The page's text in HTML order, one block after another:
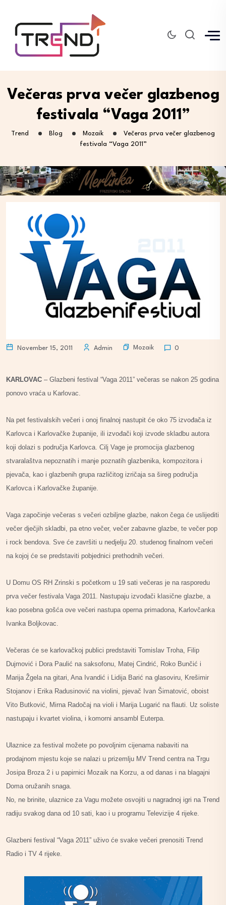
Večeras prva večer glazbenog
festivala “Vaga 2011”
Trend Blog Mozaik
Večeras prva večer glazbenog
festivala “Vaga 2011”
November 15, 2011 Admin Mozaik 0
KARLOVAC – Glazbeni festival “Vaga 2011” večeras se nakon 25 godina
ponovo vraća u Karlovac.
Na pet festivalskih večeri i onoj finalnoj nastupit će oko 75 izvođača iz
Karlovca i Karlovačke županije, ili izvođači koji izvode skladbu autora
koji dolazi s područja Karlovca. Cilj Vage je promocija glazbenog
stvaralaštva nepoznatih i manje poznatih glazbenika, kompozitora i
pjevača, kao i glazbenih grupa različitog izričaja sa šireg područja
Karlovca i Karlovačke županije.
Vaga započinje večeras s večeri ozbiljne glazbe, nakon čega će uslijediti
večer dječjih skladbi, pa etno večer, večer zabavne glazbe, te večer pop
i rock bendova. Sve će završiti u nedjelju 20. studenog finalnom večeri
na kojoj će se predstaviti pobjednici prethodnih večeri.
U Domu OS RH Zrinski s početkom u 19 sati večeras je na rasporedu
prva večer festivala Vaga 2011. Nastupaju izvođači klasične glazbe, a
kao posebna gošća ove večeri nastupa operna primadona, Karlovčanka
Ivanka Boljkovac.
Večeras će se karlovačkoj publici predstaviti Tomislav Troha, Filip
Dujmović i Dora Paulić na saksofonu, Matej Cindrić, Roko Bunčić i
Marija Žgela na gitari, Ana Ivandić i Lidija Barić na glasoviru, Krešimir
Stojanov i Erika Radusinović na violini, pjevač Ivan Šimatović, oboist
Vito Butković, Mirna Radočaj na violi i Marija Lugarić na flauti. Uz soliste
nastupaju i kvartet violina, i komorni ansambl Euterpa.
Ulaznice za festival možete po povoljnim cijenama nabaviti na
prodajnom mjestu koje se nalazi u prizemlju MV Trend centra na Trgu
Josipa Broza 2 i u papirnici Mozaik na Korzu, a od danas i na blagajni
Doma oružanih snaga.
No, ne brinite, ulaznice za Vagu možete osvojiti u nagradnoj igri na Trend
radiju svakog dana od 10 sati, kao i u programu Televizije 4 rijeke.
Glazbeni festival “Vaga 2011” uživo će svake večeri prenositi Trend
Radio i TV 4 rijeke.